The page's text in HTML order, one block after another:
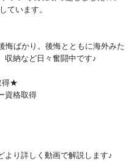
ています。
悔ばかり。後悔とともに海外みた
収納など日々奮闘中です♪
得★
資格取得
より詳しく動画で解説します♪